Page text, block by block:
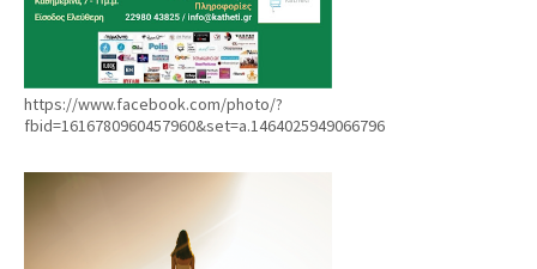
https://www.facebook.com/photo/?
fbid=1616780960457960&set=a.1464025949066796